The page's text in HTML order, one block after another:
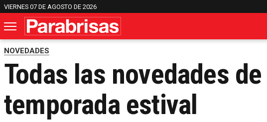
VIERNES 07 DE AGOSTO DE 2026
NOVEDADES
Todas las novedades
temporada estival